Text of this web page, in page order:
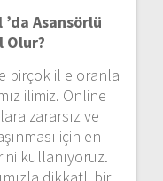
Asansörlü
Olur?
birçok il e oranla
ilimiz. Online
zararsız ve
için en
kullanıyoruz.
dikkatli bir